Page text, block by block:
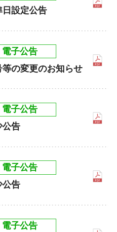
設定公告
電子公告
の変更のお知らせ
電子公告
公告
電子公告
公告
電子公告